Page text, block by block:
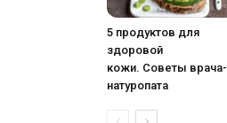
5 продуктов для
здоровой
кожи. Советы врача-
натуропата